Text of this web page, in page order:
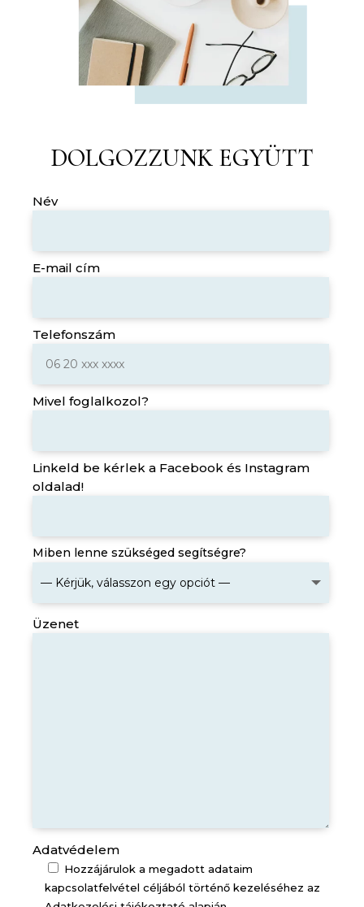
DOLGOZZUNK EGYÜTT
Név
E-mail cím
Telefonszám
Mivel foglalkozol?
Linkeld be kérlek a Facebook és Instagram
oldalad!
Miben lenne szükséged segítségre?
Üzenet
Adatvédelem
Hozzájárulok a megadott adataim
kapcsolatfelvétel céljából történő kezeléséhez az